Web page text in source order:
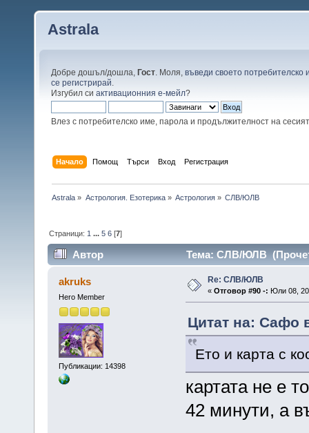
Astrala
Добре дошъл/дошла, Гост . Моля, въведи своето потребителско
се регистрирай
Изгубил си активационния е-мейл?
Влез с потребителско име, парола и продължителност на
Начало Помощ Търси Вход Регистрация
Astrala » Астрология. Езотерика» Астрология» СЛВ/ЮЛВ
Страници: 1 ...5 6 [7]
Автор Тема: СЛВ/ЮЛВ
akruks
Hero Member
Публикации: 14398
Re: СЛВ/ЮЛВ
« Отговор #90 -: Юли 08,
Цитат на: Сафо
Ето и карта с
картата не е
42 минути, а